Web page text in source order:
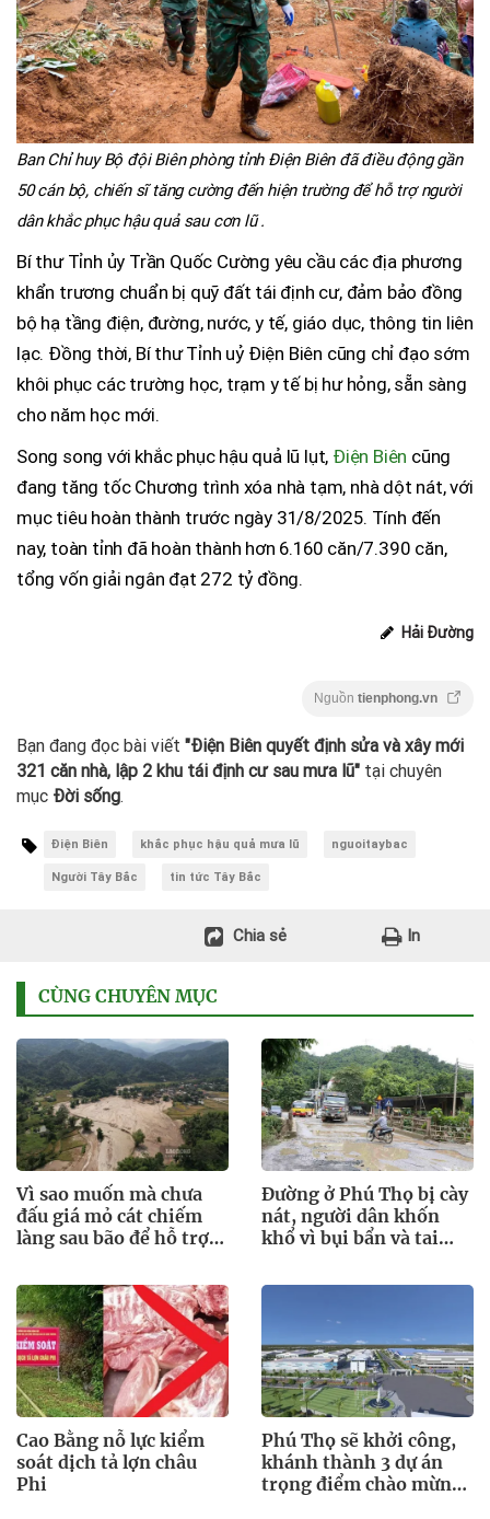
Ban Chỉ huy Bộ đội Biên phòng tỉnh Điện Biên đã điều động gần
50 cán bộ, chiến sĩ tăng cường đến hiện trường để hỗ trợ người
dân khắc phục hậu quả sau cơn lũ .
Bí thư Tỉnh ủy Trần Quốc Cường yêu cầu các địa phương
khẩn trương chuẩn bị quỹ đất tái định cư, đảm bảo đồng
bộ hạ tầng điện, đường, nước, y tế, giáo dục, thông tin liên
lạc. Đồng thời, Bí thư Tỉnh uỷ Điện Biên cũng chỉ đạo sớm
khôi phục các trường học, trạm y tế bị hư hỏng, sẵn sàng
cho năm học mới.
Song song với khắc phục hậu quả lũ lụt, Điện Biên cũng
đang tăng tốc Chương trình xóa nhà tạm, nhà dột nát, với
mục tiêu hoàn thành trước ngày 31/8/2025. Tính đến
nay, toàn tỉnh đã hoàn thành hơn 6.160 căn/7.390 căn,
tổng vốn giải ngân đạt 272 tỷ đồng.
Hải Đường
Nguồn tienphong.vn
Bạn đang đọc bài viết "Điện Biên quyết định sửa và xây mới
321 căn nhà, lập 2 khu tái định cư sau mưa lũ" tại chuyên
mục Đời sống.
Điện Biên khắc phục hậu quả mưa lũ nguoitaybac
Người Tây Bắc tin tức Tây Bắc
Chia sẻ In
CÙNG CHUYÊN MỤC
Vì sao muốn mà chưa
đấu giá mỏ cát chiếm
làng sau bão để hỗ trợ
Đường ở Phú Thọ bị cày
nát, người dân khốn
khổ vì bụi bẩn và tai
Cao Bằng nỗ lực kiểm
soát dịch tả lợn châu
Phi
Phú Thọ sẽ khởi công,
khánh thành 3 dự án
trọng điểm chào mừng